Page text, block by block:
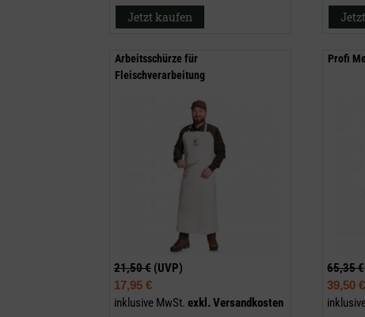
Jetzt kaufen
Arbeitsschürze für
Fleischverarbeitung
21,50 € (UVP)
17,95 €
inklusive MwSt. exkl. Versandkosten
Profi
65,35 €
39,50 €